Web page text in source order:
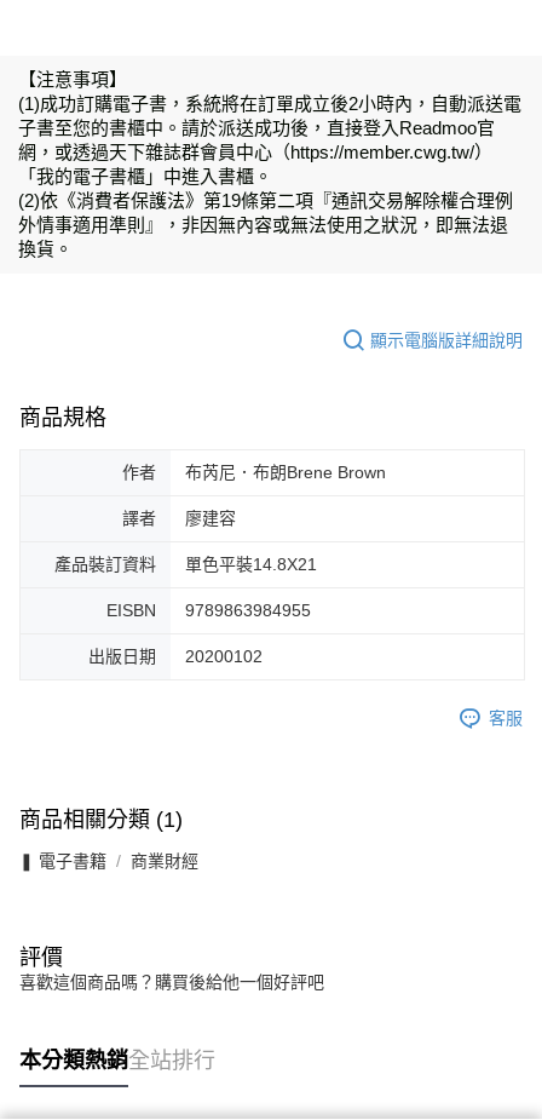
【注意事項】
(1)成功訂購電子書，系統將在訂單成立後2小時內，自動派送電
子書至您的書櫃中。請於派送成功後，直接登入Readmoo官
網，或透過天下雜誌群會員中心（https://member.cwg.tw/）
「我的電子書櫃」中進入書櫃。
(2)依《消費者保護法》第19條第二項『通訊交易解除權合理例
外情事適用準則』，非因無內容或無法使用之狀況，即無法退
換貨。
顯示電腦版詳細說明
商品規格
作者 布芮尼．布朗Brene Brown
譯者 廖建容
產品裝訂資料 單色平裝14.8X21
EISBN 9789863984955
出版日期 20200102
客服
商品相關分類 (1)
❚ 電子書籍 商業財經
評價
喜歡這個商品嗎？購買後給他一個好評吧
本分類熱銷全站排行